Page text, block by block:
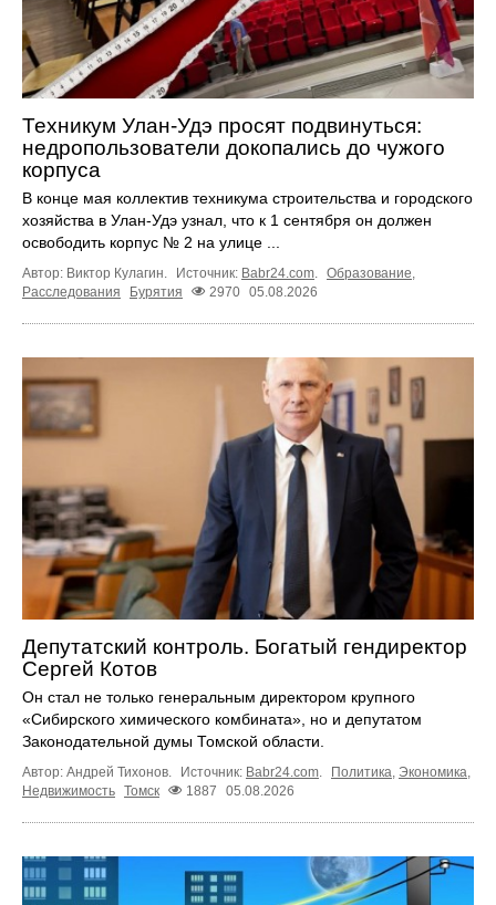
Техникум Улан-Удэ просят подвинуться:
недропользователи докопались до чужого
корпуса
В конце мая коллектив техникума строительства и городского
хозяйства в Улан-Удэ узнал, что к 1 сентября он должен
освободить корпус № 2 на улице ...
Автор: Виктор Кулагин. Источник: Babr24.com Образование
Расследования
Бурятия 2970 05.08.2026
Депутатский контроль. Богатый гендиректор
Сергей Котов
Он стал не только генеральным директором крупного
«Сибирского химического комбината», но и депутатом
Законодательной думы Томской области.
Автор: Андрей Тихонов. Источник: Babr24.com Политика Экономика
Недвижимость Томск 1887 05.08.2026